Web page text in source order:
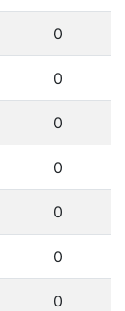
0
0
0
0
0
0
0